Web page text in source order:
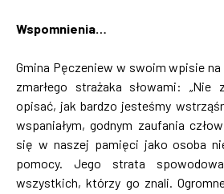
Wspomnienia…
Gmina Pęczeniew w swoim wpisie
zmarłego strażaka słowami: „Nie
opisać, jak bardzo jesteśmy
wspaniałym, godnym zaufania
się w naszej pamięci jako osoba
pomocy. Jego strata
wszystkich, którzy go znali.